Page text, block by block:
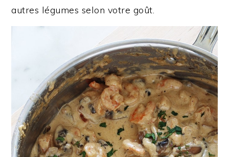
autres légumes selon votre goût.